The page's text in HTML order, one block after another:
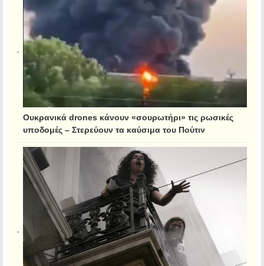
Ουκρανικά drones κάνουν «σουρωτήρι» τις ρωσικές
υποδομές – Στερεύουν τα καύσιμα του Πούτιν